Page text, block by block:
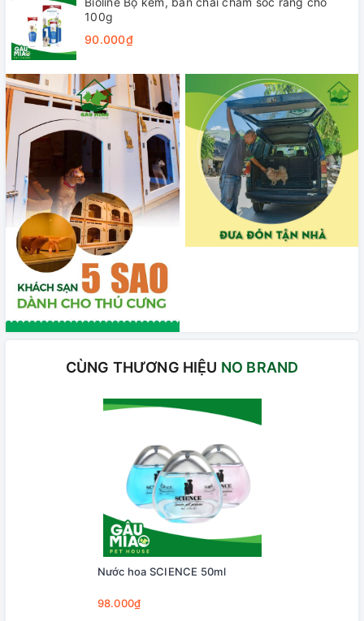
100g
90.000₫
CÙNG THƯƠNG HIỆU NO BRAND
Nước hoa SCIENCE 50ml
98.000₫